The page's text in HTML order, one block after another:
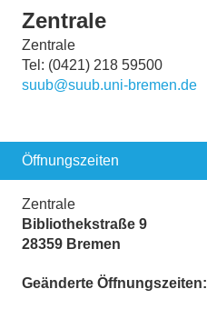
Zentrale
Zentrale
Tel: (0421) 218 59500
suub@suub.uni-bremen.de
Öffnungszeiten
Zentrale
Bibliothekstraße 9
28359 Bremen
Geänderte Öffnungszeiten: